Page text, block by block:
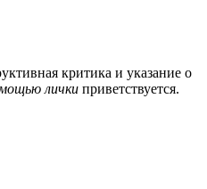
критика и указание о
лички приветствуется.